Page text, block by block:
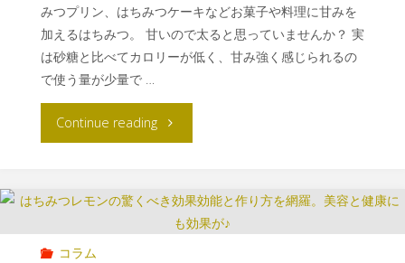
みつプリン、はちみつケーキなどお菓子や料理に甘みを
加えるはちみつ。 甘いので太ると思っていませんか？ 実
は砂糖と比べてカロリーが低く、甘み強く感じられるの
で使う量が少量で …
Continue reading
コラム